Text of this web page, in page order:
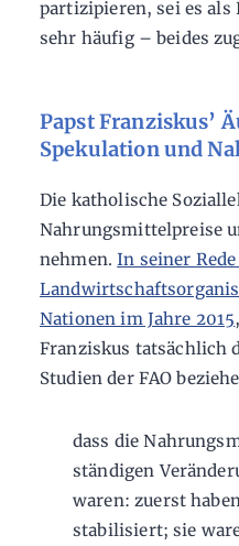
partizipieren, sei es als
sehr häufig – beides
Papst Franziskus’
Spekulation und
Die katholische
Nahrungsmittelpreise
nehmen.In seiner
Nationen im Jahre 2015
Franziskus tatsächlich
Studien der FAO
dass die
ständigen
waren: zuerst
stabilisiert; sie